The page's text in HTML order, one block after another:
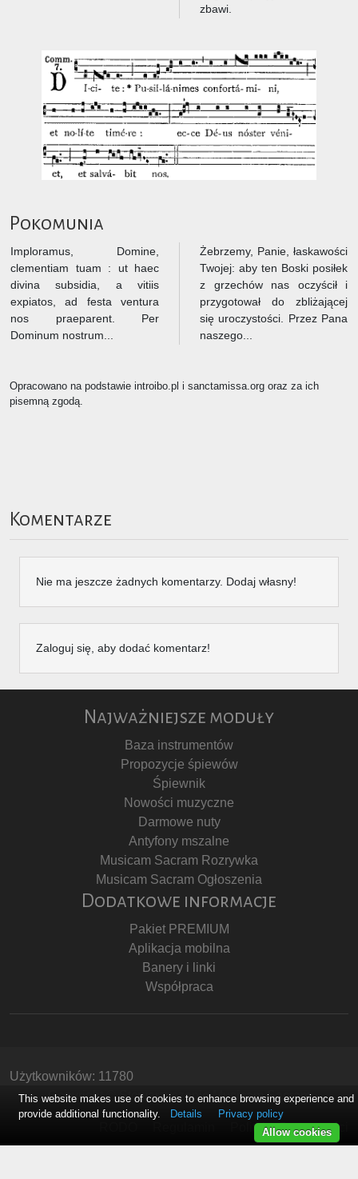
zbawi.
Pokomunia
Imploramus, Domine,
clementiam tuam : ut haec
divina subsidia, a vitiis
expiatos, ad festa ventura
nos praeparent. Per
Dominum nostrum...
Żebrzemy, Panie, łaskawości
Twojej: aby ten Boski posiłek
z grzechów nas oczyścił i
przygotował do zbliżającej
się uroczystości. Przez Pana
naszego...
Opracowano na podstawie introibo.pl i sanctamissa.org oraz za ich
pisemną zgodą.
Komentarze
Nie ma jeszcze żadnych komentarzy. Dodaj własny!
Zaloguj się, aby dodać komentarz!
Najważniejsze moduły
Baza instrumentów
Propozycje śpiewów
Śpiewnik
Nowości muzyczne
Darmowe nuty
Antyfony mszalne
Musicam Sacram Rozrywka
Musicam Sacram Ogłoszenia
Dodatkowe informacje
Pakiet PREMIUM
Aplikacja mobilna
Banery i linki
Współpraca
Użytkowników: 11780
Copyright © Stowarzyszenie Musicam Sacram
Polityka Prywatności
This website makes use of cookies to enhance browsing experience and
provide additional functionality.
Details
Privacy policy
Allow cookies